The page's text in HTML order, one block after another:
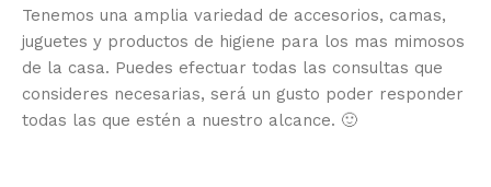
Tenemos una amplia variedad de accesorios, camas,
juguetes y productos de higiene para los mas mimosos
de la casa. Puedes efectuar todas las consultas que
consideres necesarias, será un gusto poder responder
todas las que estén a nuestro alcance. 🙂